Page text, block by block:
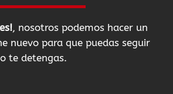
, nosotros podemos hacer un
nuevo para que puedas seguir
te detengas.